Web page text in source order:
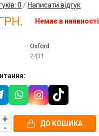
0 /Написати відгук
Немає в наявності
Oxford
2431
ДО КОШИКА